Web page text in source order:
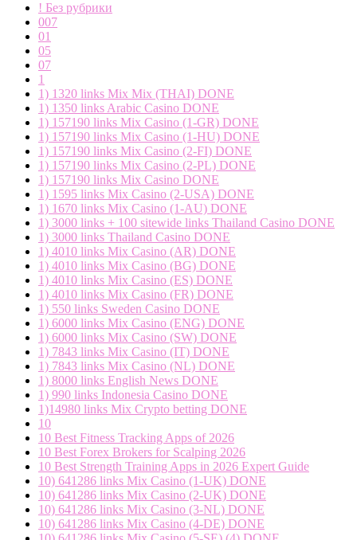
! Без рубрики
007
01
05
07
1
1) 1320 links Mix Mix (THAI) DONE
1) 1350 links Arabic Casino DONE
1) 157190 links Mix Casino (1-GR) DONE
1) 157190 links Mix Casino (1-HU) DONE
1) 157190 links Mix Casino (2-FI) DONE
1) 157190 links Mix Casino (2-PL) DONE
1) 157190 links Mix Casino DONE
1) 1595 links Mix Casino (2-USA) DONE
1) 1670 links Mix Casino (1-AU) DONE
1) 3000 links + 100 sitewide links Thailand Casino DONE
1) 3000 links Thailand Casino DONE
1) 4010 links Mix Casino (AR) DONE
1) 4010 links Mix Casino (BG) DONE
1) 4010 links Mix Casino (ES) DONE
1) 4010 links Mix Casino (FR) DONE
1) 550 links Sweden Casino DONE
1) 6000 links Mix Casino (ENG) DONE
1) 6000 links Mix Casino (SW) DONE
1) 7843 links Mix Casino (IT) DONE
1) 7843 links Mix Casino (NL) DONE
1) 8000 links English News DONE
1) 990 links Indonesia Casino DONE
1)14980 links Mix Crypto betting DONE
10
10 Best Fitness Tracking Apps of 2026
10 Best Forex Brokers for Scalping 2026
10 Best Strength Training Apps in 2026 Expert Guide
10) 641286 links Mix Casino (1-UK) DONE
10) 641286 links Mix Casino (2-UK) DONE
10) 641286 links Mix Casino (3-NL) DONE
10) 641286 links Mix Casino (4-DE) DONE